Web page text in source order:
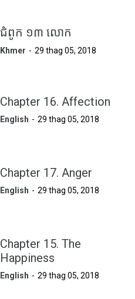
ជំពូក ១៣ លោក
Khmer 29 thag 05, 2018
Chapter 16. Affection
English 29 thag 05, 2018
Chapter 17. Anger
English 29 thag 05, 2018
Chapter 15. The
Happiness
English 29 thag 05, 2018